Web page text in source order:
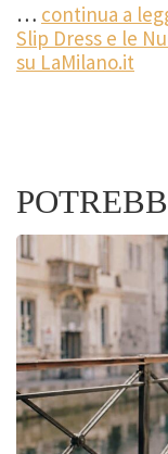
… continua a
Slip Dress e le
su LaMilano.it